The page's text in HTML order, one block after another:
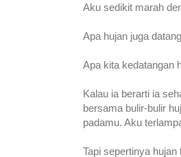
Aku sedikit marah
Apa hujan juga
Apa kita kedatangan
Kalau ia berarti ia
bersama bulir-bulir
padamu. Aku
Tapi sepertinya